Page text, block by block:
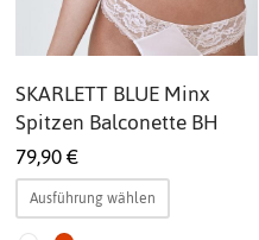
SKARLETT BLUE Minx
Spitzen Balconette BH
79,90€
Ausführung wählen Dieses
Produkt